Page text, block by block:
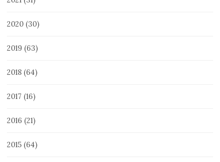
2020 (30)
2019 (63)
2018 (64)
2017 (16)
2016 (21)
2015 (64)